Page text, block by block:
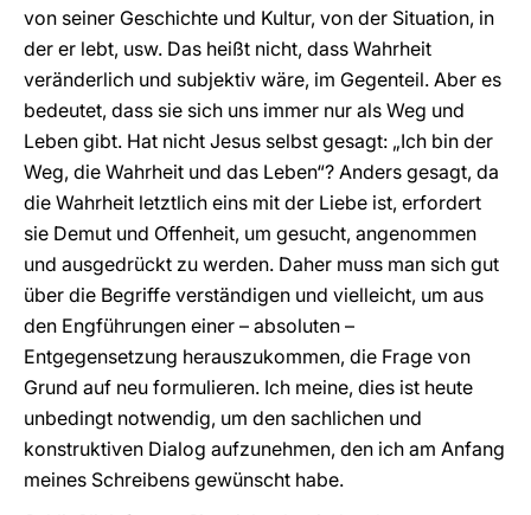
von seiner Geschichte und Kultur, von der Situation, in
der er lebt, usw. Das heißt nicht, dass Wahrheit
veränderlich und subjektiv wäre, im Gegenteil. Aber es
bedeutet, dass sie sich uns immer nur als Weg und
Leben gibt. Hat nicht Jesus selbst gesagt: „Ich bin der
Weg, die Wahrheit und das Leben“? Anders gesagt, da
die Wahrheit letztlich eins mit der Liebe ist, erfordert
sie Demut und Offenheit, um gesucht, angenommen
und ausgedrückt zu werden. Daher muss man sich gut
über die Begriffe verständigen und vielleicht, um aus
den Engführungen einer – absoluten –
Entgegensetzung herauszukommen, die Frage von
Grund auf neu formulieren. Ich meine, dies ist heute
unbedingt notwendig, um den sachlichen und
konstruktiven Dialog aufzunehmen, den ich am Anfang
meines Schreibens gewünscht habe.